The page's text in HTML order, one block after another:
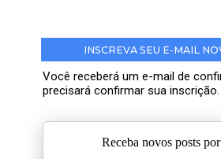
INSCREVA SEU E-MAIL
Você receberá um e-mail de
precisará confirmar sua inscrição.
Receba novos posts